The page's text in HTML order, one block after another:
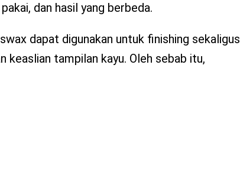
dan hasil yang berbeda.
dapat digunakan untuk finishing sekaligus
tampilan kayu. Oleh sebab itu,